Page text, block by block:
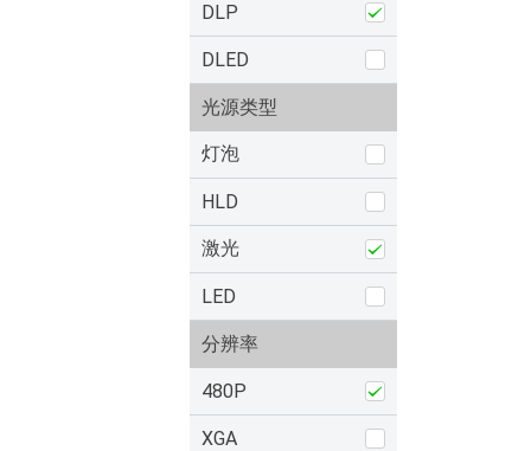
DLP
DLED
光源类型
灯泡
HLD
激光
LED
分辨率
480P
XGA